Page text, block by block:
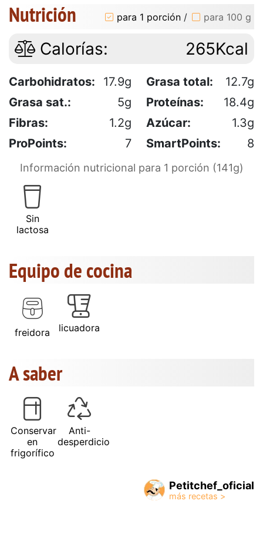
Nutrición para 1 porción / para 100 g
Calorías: 265Kcal
Carbohidratos: 17.9g Grasa total:
12.7g
Grasa sat.:
5g Proteínas:
18.4g
Fibras:
1.2g Azúcar:
1.3g
ProPoints:
7 SmartPoints: 8
Información nutricional para 1 porción (141g)
Sin
lactosa
Equipo de cocina
freidora licuadora
A saber
Conservar
en
frigorífico
Anti-
desperdicio
Petitchef_oficial